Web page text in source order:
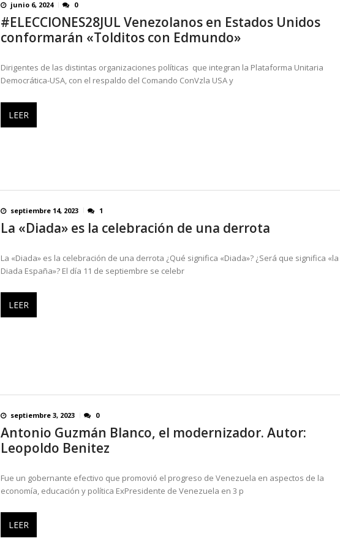
junio 6, 2024 0
#ELECCIONES28JUL Venezolanos en Estados Unidos
conformarán «Tolditos con Edmundo»
Dirigentes de las distintas organizaciones políticas que integran la Plataforma Unitaria
Democrática-USA, con el respaldo del Comando ConVzla USA y
LEER
septiembre 14, 2023 1
La «Diada» es la celebración de una derrota
La «Diada» es la celebración de una derrota ¿Qué significa «Diada»? ¿Será que significa «la
Diada España»? El día 11 de septiembre​ se celebr
LEER
septiembre 3, 2023 0
Antonio Guzmán Blanco, el modernizador. Autor:
Leopoldo Benitez
Fue un gobernante efectivo que promovió el progreso de Venezuela en aspectos de la
economía, educación y política ExPresidente de Venezuela en 3 p
LEER